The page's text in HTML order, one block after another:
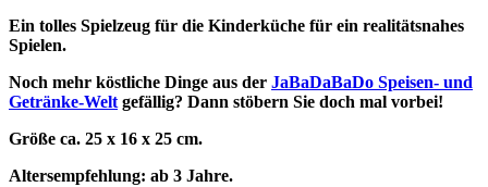
Ein tolles Spielzeug für die Kinderküche für ein realitätsnahes
Spielen.
Noch mehr köstliche Dinge aus der JaBaDaBaDo Speisen- und
Getränke-Weltgefällig? Dann stöbern Sie doch mal vorbei!
Größe ca. 25 x 16 x 25 cm.
Altersempfehlung: ab 3 Jahre.